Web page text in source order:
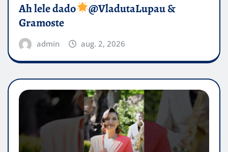
Ah lele dado​
@VladutaLupau &
Gramoste
admin aug. 2, 2026